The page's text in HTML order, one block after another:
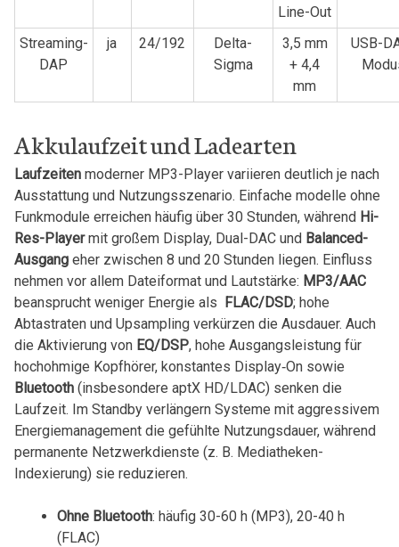
Line-Out
Streaming-
DAP
ja 24/192
Delta-
Sigma
3,5​ mm
+ 4,4
mm
USB-
Akkulaufzeit und Ladearten
Laufzeitenmoderner MP3-Player variieren deutlich je nach
Ausstattung und Nutzungsszenario. ⁣Einfache modelle ohne
Funkmodule ‍erreichen häufig über 30 Stunden, während Hi-
Res-Playermit‍ großem Display, Dual-DAC und Balanced-
Ausgang⁢eher zwischen 8 und 20 Stunden liegen. Einfluss
nehmen vor allem Dateiformat und Lautstärke: MP3/AAC
beansprucht weniger ‍Energie ⁣als ⁤ FLAC/DSD; hohe
Abtastraten und Upsampling verkürzen die ⁢Ausdauer. Auch
die Aktivierung ⁢von EQ/DSP, hohe Ausgangsleistung für
hochohmige Kopfhörer, konstantes Display‑On sowie
Bluetooth(insbesondere aptX HD/LDAC)​ senken die
Laufzeit. Im Standby verlängern Systeme mit aggressivem
Energiemanagement die gefühlte Nutzungsdauer, während
permanente Netzwerkdienste (z. B. Mediatheken-
Indexierung) sie reduzieren.
Ohne Bluetooth: ⁢häufig 30-60 h (MP3),​ 20-40 h ​
(FLAC)